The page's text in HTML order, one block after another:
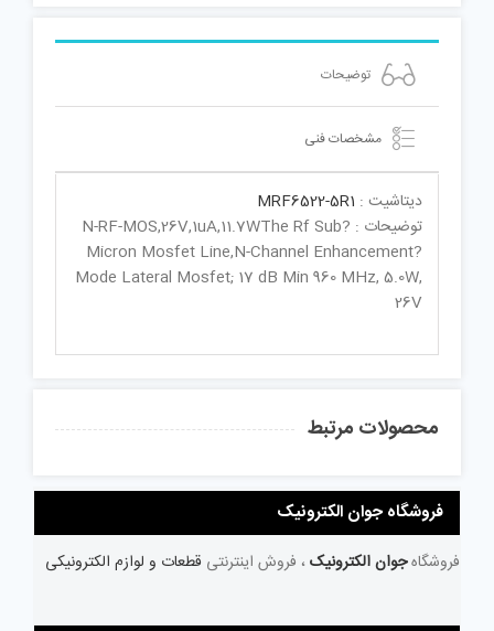
توضیحات
مشخصات فنی
دیتاشیت : MRF6522-5R1
توضیحات : N-RF-MOS,26V,1uA,11.7WThe Rf Sub?
Micron Mosfet Line,N-Channel Enhancement?
Mode Lateral Mosfet; 17 dB Min 960 MHz, 5.0W,
26V
محصولات مرتبط
فروشگاه جوان الکترونیک
فروشگاهجوان الکترونیک ، فروش اینترنتی قطعات و لوازم الکترونیکی